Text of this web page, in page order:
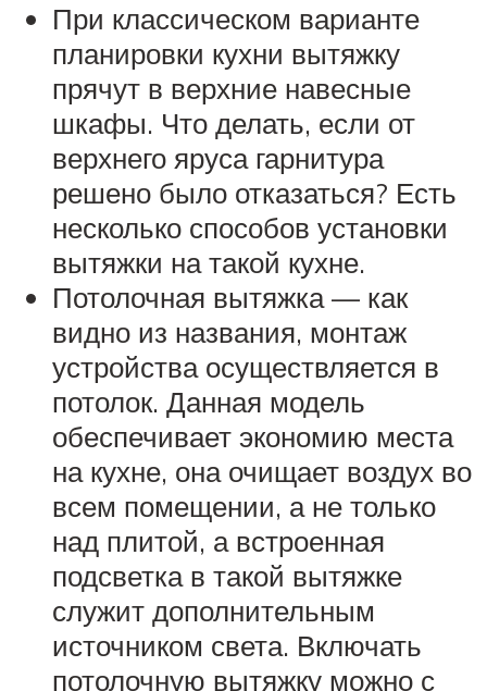
При классическом варианте
планировки кухни вытяжку
прячут в верхние навесные
шкафы. Что делать, если от
верхнего яруса гарнитура
решено было отказаться? Есть
несколько способов установки
вытяжки на такой кухне.
Потолочная вытяжка — как
видно из названия, монтаж
устройства осуществляется в
потолок. Данная модель
обеспечивает экономию места
на кухне, она очищает воздух во
всем помещении, а не только
над плитой, а встроенная
подсветка в такой вытяжке
служит дополнительным
источником света. Включать
потолочную вытяжку можно с